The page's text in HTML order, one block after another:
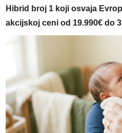
Hibrid broj 1 koji osvaja
akcijskoj ceni od 19.990€ do